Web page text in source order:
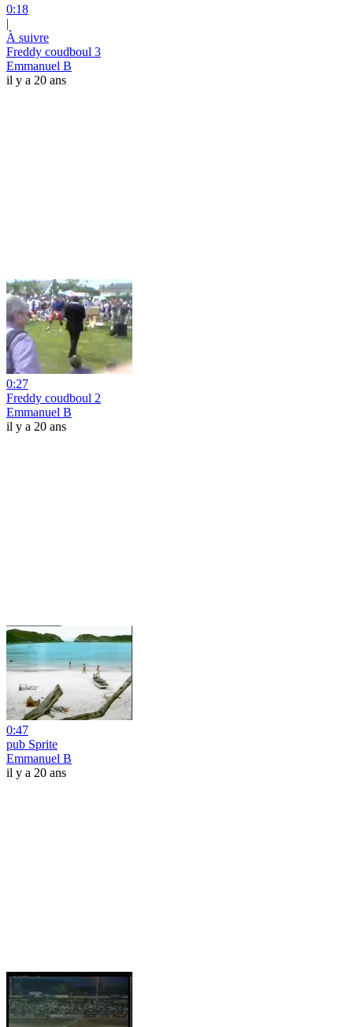
0:18
|
À suivre
Freddy coudboul 3
Emmanuel B
il y a 20 ans
0:27
Freddy coudboul 2
Emmanuel B
il y a 20 ans
0:47
pub Sprite
Emmanuel B
il y a 20 ans